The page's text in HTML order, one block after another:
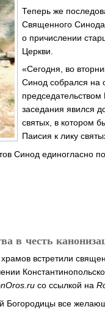
Теперь же
Священного Синода
о причислении
Церкви.
«Сегодня, во
Синод собрался на
заседания явился
святых, в котором
Паисия к лику
Синод единогласно
в честь
встретили
со ссылкой на
все